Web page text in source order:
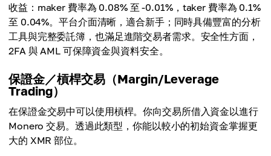
收益：maker 費率為 0.08% 至 -0.01%，taker 費率為 0.1%
至 0.04%。平台介面清晰，適合新手；同時具備豐富的分析
工具與完整委託簿，也滿足進階交易者需求。安全性方面，
2FA 與 AML 可保障資金與資料安全。
保證金／槓桿交易（Margin/Leverage
Trading）
在保證金交易中可以使用槓桿。你向交易所借入資金以進行
Monero 交易。透過此類型，你能以較小的初始資金掌握更
大的 XMR 部位。